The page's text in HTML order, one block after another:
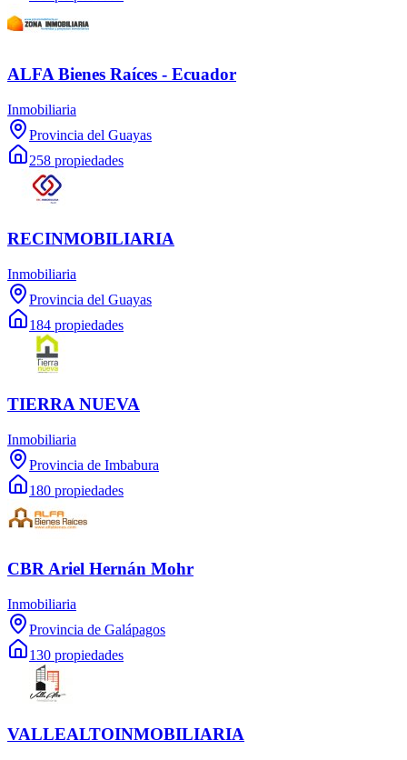
ALFA Bienes Raíces - Ecuador
Inmobiliaria
Provincia del Guayas
258 propiedades
RECINMOBILIARIA
Inmobiliaria
Provincia del Guayas
184 propiedades
TIERRA NUEVA
Inmobiliaria
Provincia de Imbabura
180 propiedades
CBR Ariel Hernán Mohr
Inmobiliaria
Provincia de Galápagos
130 propiedades
VALLEALTOINMOBILIARIA